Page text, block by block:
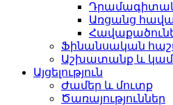
Առցանց
Ֆինանսական
Աշխատանք և
Այցելություն
Ժամեր և մուտք
Ծառայություններ